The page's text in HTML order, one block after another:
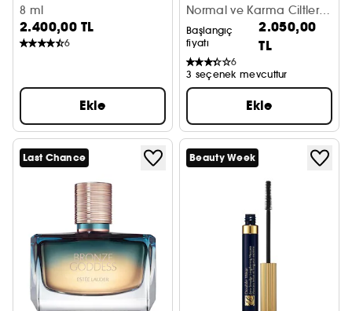
8 ml
2.400,00 TL
6
Ekle
Normal ve Karma Ciltler -
30 ml
Başlangıç
fiyatı
2.050,00
TL
6
3 seçenek mevcuttur
Ekle
Last Chance Beauty Week